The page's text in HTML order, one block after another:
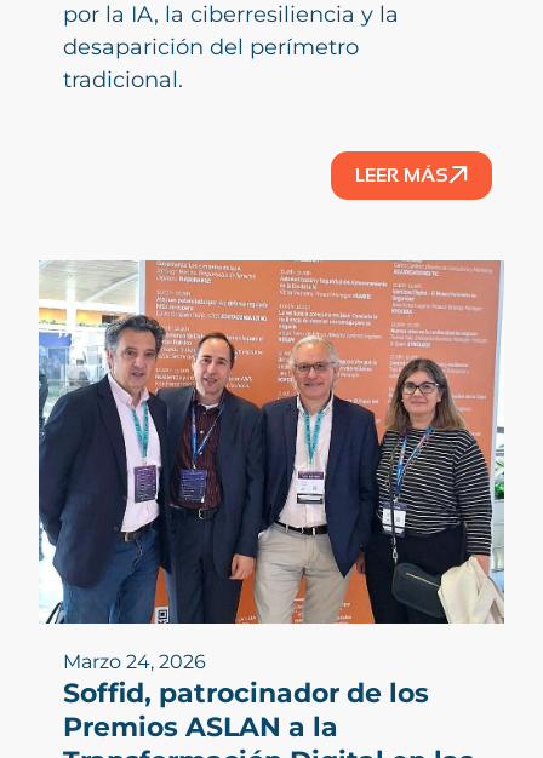
por la IA, la ciberresiliencia y la
desaparición del perímetro
tradicional.
LEER MÁS
Marzo 24, 2026
Soffid, patrocinador de los
Premios ASLAN a la